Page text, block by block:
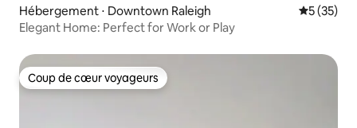
Hébergement ⋅ Downtown Raleigh
5 (35)
Elegant Home: Perfect for Work or Play
Coup de cœur voyageurs
Coup de cœur voyageurs